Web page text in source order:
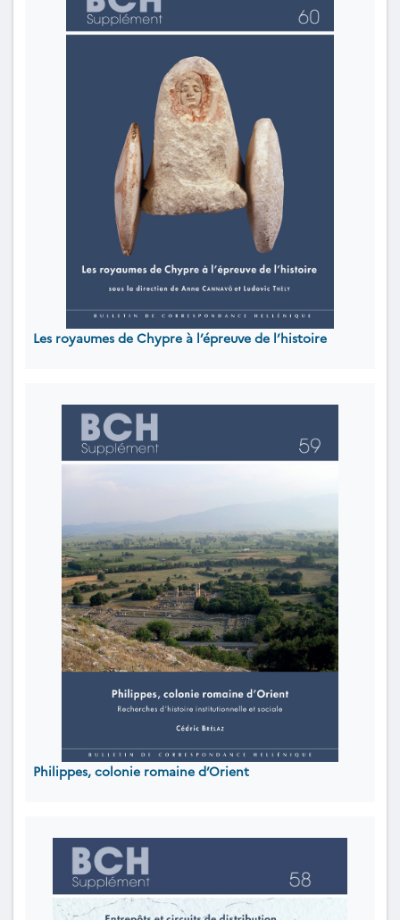
Les royaumes de Chypre à l’épreuve de l’histoire
Philippes, colonie romaine d’Orient